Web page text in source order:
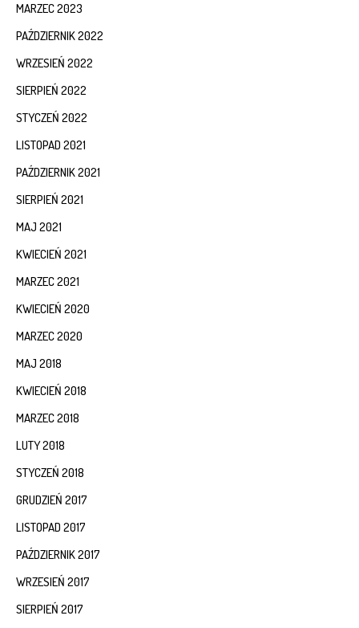
MARZEC 2023
PAŹDZIERNIK 2022
WRZESIEŃ 2022
SIERPIEŃ 2022
STYCZEŃ 2022
LISTOPAD 2021
PAŹDZIERNIK 2021
SIERPIEŃ 2021
MAJ 2021
KWIECIEŃ 2021
MARZEC 2021
KWIECIEŃ 2020
MARZEC 2020
MAJ 2018
KWIECIEŃ 2018
MARZEC 2018
LUTY 2018
STYCZEŃ 2018
GRUDZIEŃ 2017
LISTOPAD 2017
PAŹDZIERNIK 2017
WRZESIEŃ 2017
SIERPIEŃ 2017